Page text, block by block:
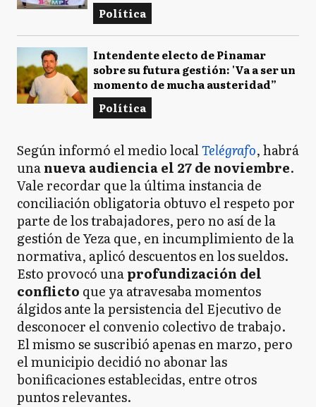
Política
Intendente electo de Pinamar
sobre su futura gestión: 'Va a ser un
momento de mucha austeridad”
Política
Según informó el medio localTelégrafo, habrá
unanueva audiencia el 27 de noviembre.
Vale recordar que la última instancia de
conciliación obligatoria obtuvo el respeto por
parte de los trabajadores, pero no así de la
gestión de Yeza que, en incumplimiento de la
normativa, aplicó descuentos en los sueldos.
Esto provocó unaprofundización del
conflicto que ya atravesaba momentos
álgidos ante la persistencia del Ejecutivo de
desconocer el convenio colectivo de trabajo.
El mismo se suscribió apenas en marzo, pero
el municipio decidió no abonar las
bonificaciones establecidas, entre otros
puntos relevantes.